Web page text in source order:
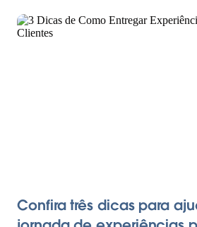
Confira três dicas para